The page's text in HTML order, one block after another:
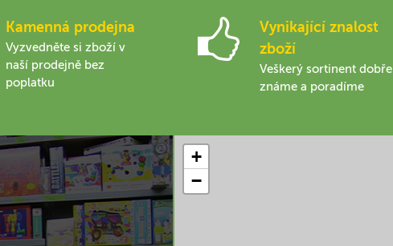
Kamenná prodejna
Vyzvedněte si zboží v
naší prodejně bez
poplatku
Vynikající znalost
zboží
Veškerý sortinent dobře
známe a poradíme
+
−